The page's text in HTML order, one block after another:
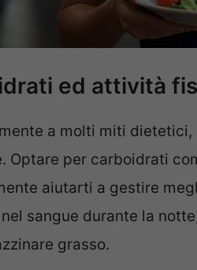
ed attività
a molti miti
Optare per carboidrati
aiutarti a gestire
sangue durante la
grasso.